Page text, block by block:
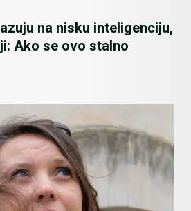
na nisku inteligenciju,
Ako se ovo stalno